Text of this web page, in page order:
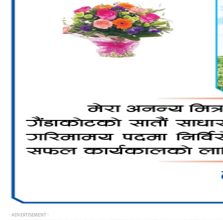
- ADVERTISEMENT -